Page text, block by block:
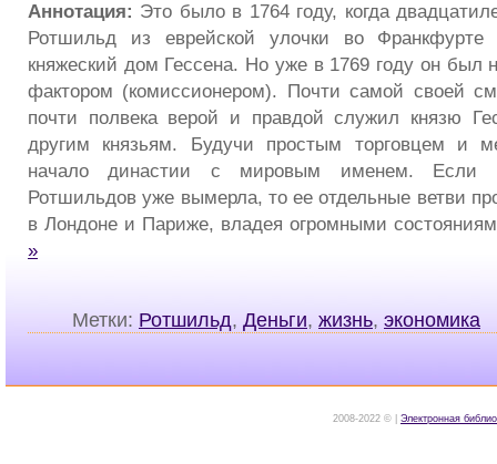
Аннотация: Это было в 1764 году, когда
Ротшильд из еврейской улочки во
княжеский дом Гессена. Но уже в 1769 году он был
фактором (комиссионером). Почти самой своей
почти полвека верой и правдой служил князю
другим князьям. Будучи простым торговцем и
начало династии с мировым именем. Если
Ротшильдов уже вымерла, то ее отдельные ветви
в Лондоне и Париже, владея огромными
»
Метки: Ротшильд, Деньги, жизнь, экономика
2008-2022 © | Электронная